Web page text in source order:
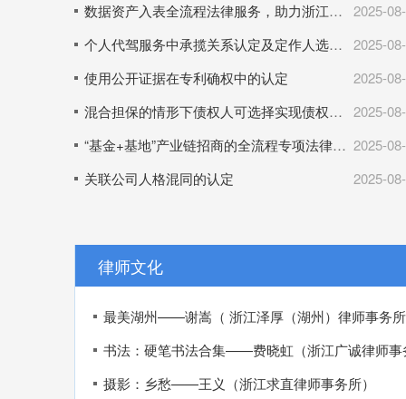
数据资产入表全流程法律服务，助力浙江省援青项目首例文旅数据资产化及资产入表
2025-
个人代驾服务中承揽关系认定及定作人选任过失责任边界探析
2025-
使用公开证据在专利确权中的认定
2025-
混合担保的情形下债权人可选择实现债权的方式以保障权利
2025-
“基金+基地”产业链招商的全流程专项法律服务 2025-
关联公司人格混同的认定
2025-
律师文化
最美湖州——谢嵩（ 浙江泽厚（湖州）律师事务
书法：硬笔书法合集——费晓虹（浙江广诚律师事
摄影：乡愁——王义（浙江求直律师事务所）